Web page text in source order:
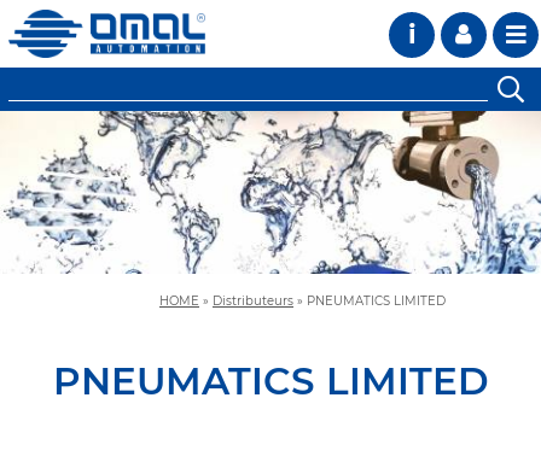
i
HOME » Distributeurs » PNEUMATICS LIMITED
PNEUMATICS LIMITED